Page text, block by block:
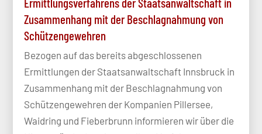
Zusammenhang mit der Beschlagnahmung von
Schützengewehren
Bezogen auf das bereits abgeschlossenen
Ermittlungen der Staatsanwaltschaft Innsbruck in
Zusammenhang mit der Beschlagnahmung von
Schützengewehren der Kompanien Pillersee,
Waidring und Fieberbrunn informieren wir über die